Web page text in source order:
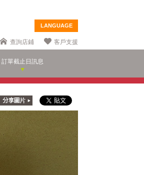
LANGUAGE
查詢店鋪 客戶支援
訂單截止日訊息